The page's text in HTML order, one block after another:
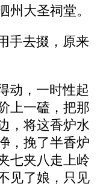
州大圣祠堂。
手去掇，原来
动，一时性起
上一磕，把那
，将这香炉水
，挽了半香炉
七夹八走上岭
见了娘，只见